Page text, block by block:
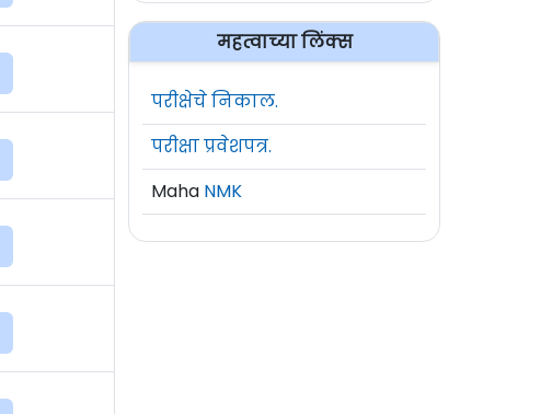
महत्वाच्या लिंक्स
परीक्षेचे निकाल.
परीक्षा प्रवेशपत्र.
Maha NMK